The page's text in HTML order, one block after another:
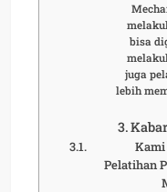
bisa
juga
lebih
Pelatihan